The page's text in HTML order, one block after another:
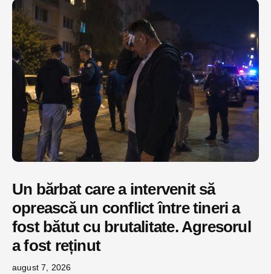
Un bărbat care a intervenit să
oprească un conflict între tineri a
fost bătut cu brutalitate. Agresorul
a fost reținut
august 7, 2026